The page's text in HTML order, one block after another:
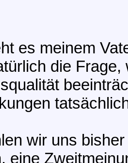
es meinem
die
wir uns
eine